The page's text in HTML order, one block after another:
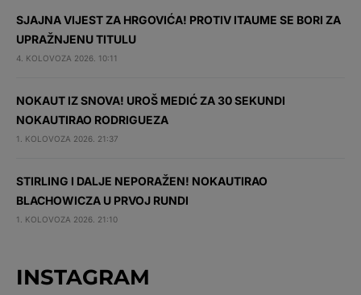
SJAJNA VIJEST ZA HRGOVIĆA! PROTIV ITAUME SE BORI ZA
UPRAŽNJENU TITULU
4. KOLOVOZA 2026. 10:11
NOKAUT IZ SNOVA! UROŠ MEDIĆ ZA 30 SEKUNDI
NOKAUTIRAO RODRIGUEZA
1. KOLOVOZA 2026. 21:37
STIRLING I DALJE NEPORAŽEN! NOKAUTIRAO
BLACHOWICZA U PRVOJ RUNDI
1. KOLOVOZA 2026. 21:10
INSTAGRAM